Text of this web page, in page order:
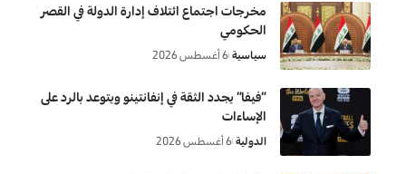
مخرجات اجتماع ائتلاف إدارة الدولة في القصر
الحكومي
سياسية 6 أغسطس 2026
“فيفا” يجدد الثقة في إنفانتينو ويتوعد بالرد على
الإساءات
الدولية 6 أغسطس 2026